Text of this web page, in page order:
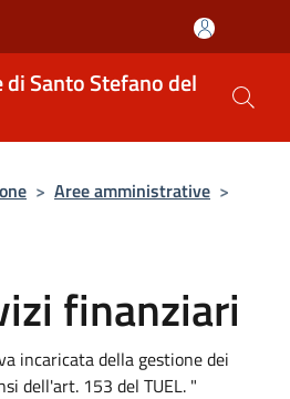
di Santo Stefano del
> Aree amministrative >
finanziari
incaricata della gestione dei
dell'art. 153 del TUEL. "